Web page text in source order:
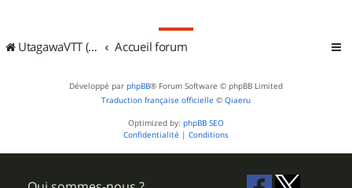
UtagawaVTT (Randos VTT et VTTAE avec traces GPS) Accueil forum
Développé par phpBB® Forum Software © phpBB Limited
Traduction française officielle © Qiaeru
Optimized by: phpBB SEO
Confidentialité | Conditions